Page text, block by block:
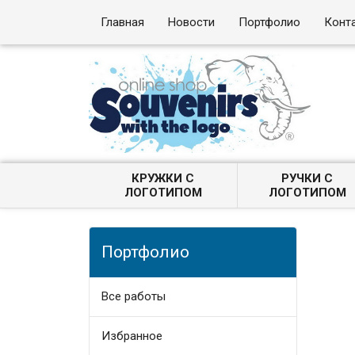
Главная Новости Портфолио
КРУЖКИ С
ЛОГОТИПОМ
РУЧКИ С
ЛОГОТИПОМ
Портфолио
Все работы
Избранное